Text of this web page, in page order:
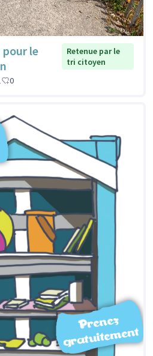
pour le
Retenue par le
tri citoyen
0